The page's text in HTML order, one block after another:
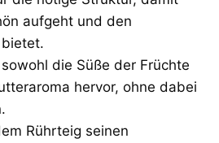
aufgeht und den
die Süße der Früchte
hervor, ohne dabei
Rührteig seinen